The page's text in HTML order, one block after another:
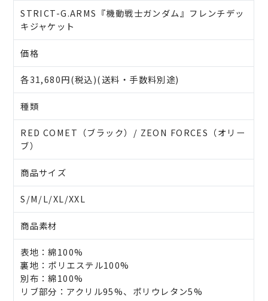
STRICT-G.ARMS『機動戦士ガンダム』フレンチデッ
キジャケット
価格
各31,680円(税込)(送料・手数料別途)
種類
RED COMET（ブラック）/ ZEON FORCES（オリー
ブ）
商品サイズ
S/M/L/XL/XXL
商品素材
表地：綿100%
裏地：ポリエステル100%
別布：綿100%
リブ部分：アクリル95%、ポリウレタン5%